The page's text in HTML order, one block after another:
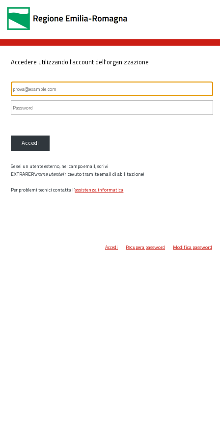
Accedere utilizzando l'account dell'organizzazione
Accedi
Se sei un utente esterno, nel campo email, scrivi
EXTRARER\nome utente(ricevuto tramite email di abilitazione)
Per problemi tecnici contatta l’assistenza informatica.
Accedi Recupera password Modifica password